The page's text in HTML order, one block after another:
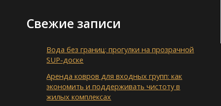
Свежие записи
Вода без границ: прогулки на прозрачной
SUP-доске
Аренда ковров для входных групп: как
экономить и поддерживать чистоту в
жилых комплексах